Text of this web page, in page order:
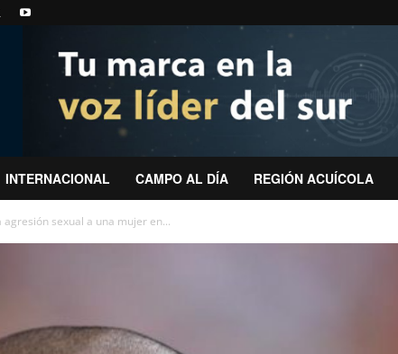
INTERNACIONAL CAMPO AL DÍA REGIÓN ACUÍCOLA
sexual a una mujer en...